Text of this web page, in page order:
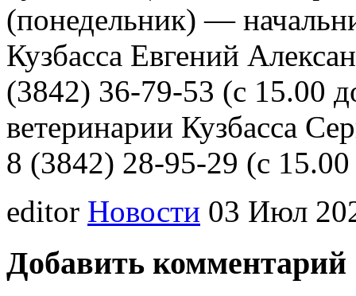
(понедельник) —
Кузбасса Евгений
(3842) 36-79-53 (с 15.00
ветеринарии Кузбасса
8 (3842) 28-95-29 (с
editor Новости 03 Июл
Добавить комментарий